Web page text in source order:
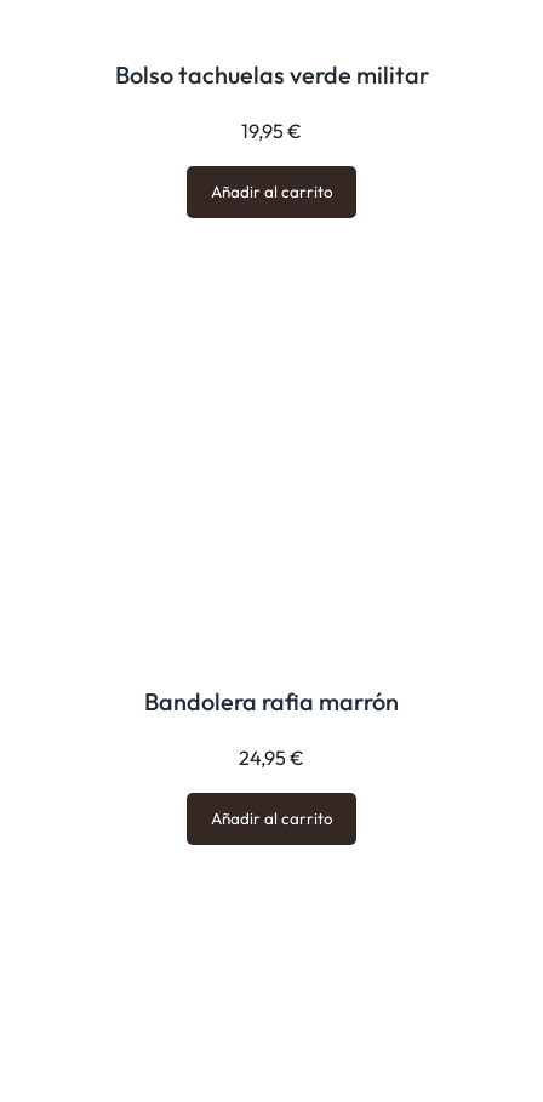
Bolso tachuelas verde militar
19,95€
Añadir al carrito
Bandolera rafia marrón
24,95€
Añadir al carrito